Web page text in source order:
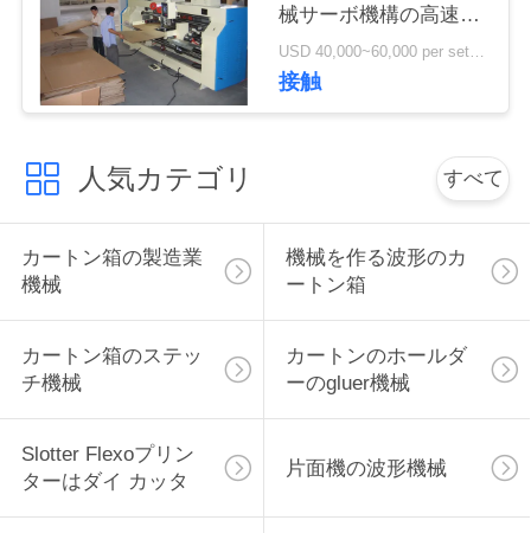
ニ
ュ
ー
ス
引
用
を
要
械サーボ機構の高速二
重ステープル
USD 40,000~60,000 per set MOQ:1セット
接触
人気カテゴリ すべて
カートン箱の製造業
機械
機械を作る波形のカ
ートン箱
カートン箱のステッ
チ機械
カートンのホールダ
ーのgluer機械
Slotter Flexoプリン
ターはダイ カッタ
片面機の波形機械